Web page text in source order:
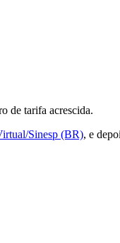
de tarifa acrescida.
Sinesp (BR), e